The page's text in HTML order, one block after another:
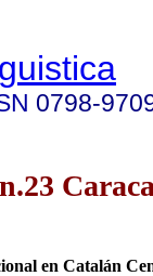
0798-
en Catalán